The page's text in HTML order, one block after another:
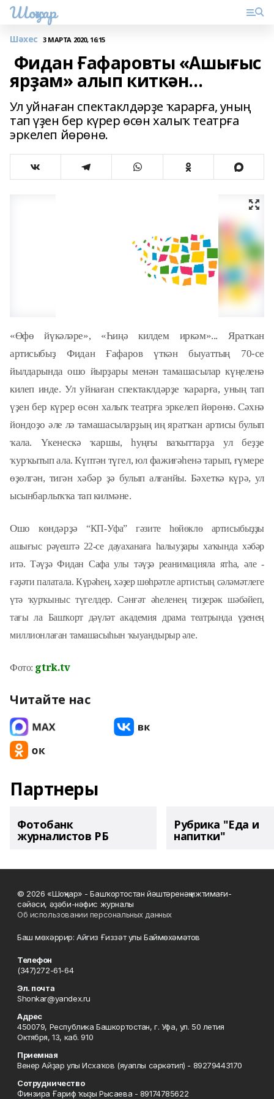
Шоңҡар
Шәхес 3 МАРТА 2020, 16:15
Фидан Ғафаровты «Ашығыс
ярҙам» алып киткән...
Ул уйнаған спектаклдәрҙе ҡарарға, уның
тап үҙен бер күрер өсөн халыҡ театрға
эркелеп йөрөнө.
«Өфө йүкәләре», «Һиңә килдем иркәм»... Яратҡан
артисыбыҙ Фидан Ғафаров үткән быуаттың 70-се
йылдарында ошо йырҙары менән тамашасылар күңеленә
килеп инде. Ул уйнаған спектаклдәрҙе ҡарарға, уның тап
үҙен бер күрер өсөн халыҡ театрға эркелеп йөрөнө. Сәхнә
йондоҙо әле лә тамашасыларҙың иң яратҡан артисы булып
ҡала. Үкенескә ҡаршы, һуңғы ваҡыттарҙа ул беҙҙе
ҡурҡытып ала. Күптән түгел, юл фажиғәһенә тарып, ғүмере
өҙөлгән, тигән хәбәр ҙә булып алғанйы. Бәхеткә күрә, ул
ысынбарлыҡҡа тап килмәне.
Ошо көндәрҙә“КП-Уфа” гәзите һөйөклө артисыбыҙҙы
ашығыс рәүештә 22-се дауаханаға һалыуҙары хаҡында хәбәр
итә. Тәүҙә Фидан Сафа улы тәүҙә реанимацияла ятһа, әле -
ғәҙәти палатала. Күрәһең, хәҙер шөһрәтле артистың сәләмәтлеге
үтә ҡурҡыныс түгелдер. Сәнғәт әһеленең тиҙерәк шәбәйеп,
тағы ла Башҡорт дәүләт академия драма театрында үҙенең
миллионлаған тамашасыһын ҡыуандырыр әле.
Фото: gtrk.tv
Читайте нас
Партнеры
Фотобанк
журналистов РБ
Рубрика "Еда и
напитки"
© 2026 «Шоңҡар» - Башҡортостан йәштәренәң ижтимағи-
сәйәси, әҙәби-нәфис журналы
Об использовании персональных данных
Баш мөхәррир: Айгиз Ғиззәт улы Баймөхәмәтов
Телефон
(347)272-61-64
Эл. почта
Shonkar@yandex.ru
Адрес
450079, Республика Башкортостан, г. Уфа, ул. 50 летия
Октября, 13, каб. 910
Приемная
Венер Айҙар улы Исхаҡов (яуаплы сәркәтип) - 89279443170
Сотрудничество
Финзира Ғариф ҡыҙы Рысаева - 89174785622